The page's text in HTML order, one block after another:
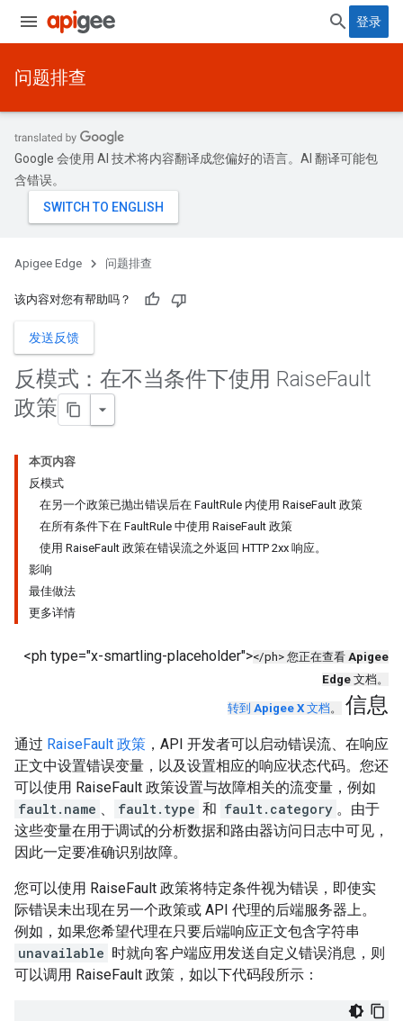
登录
问题排查
Google 会使用 AI 技术将内容翻译成您偏好的语言。AI 翻译可能包
含错误。
Apigee Edge 问题排查
该内容对您有帮助吗？
发送反馈
反模式：在不当条件下使用 RaiseFault
政策
本页内容
反模式
在另一个政策已抛出错误后在 FaultRule 内使用 RaiseFault 政策
在所有条件下在 FaultRule 中使用 RaiseFault 政策
使用 RaiseFault 政策在错误流之外返回 HTTP 2xx 响应。
影响
最佳做法
更多详情
<ph type="x-smartling-placeholder"></ph> 您正在查看 Apigee
Edge 文档。
转到 Apigee X 文档。 信息
通过 RaiseFault 政策 ，API 开发者可以启动错误流、在响应
正文中设置错误变量，以及设置相应的响应状态代码。您还
可以使用 RaiseFault 政策设置与故障相关的流变量，例如
fault.name 、 fault.type 和 fault.category 。由于
这些变量在用于调试的分析数据和路由器访问日志中可见，
因此一定要准确识别故障。
您可以使用 RaiseFault 政策将特定条件视为错误，即使实
际错误未出现在另一个政策或 API 代理的后端服务器上。
例如，如果您希望代理在只要后端响应正文包含字符串
unavailable 时就向客户端应用发送自定义错误消息，则
可以调用 RaiseFault 政策，如以下代码段所示：